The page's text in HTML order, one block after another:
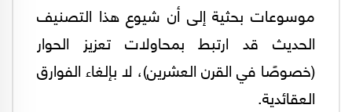
موسوعات بحثية إلى أن شيوع هذا التصنيف
الحديث قد ارتبط بمحاولات تعزيز الحوار
(خصوصًا في القرن العشرين)، لا بإلغاء الفوارق
العقائدية.